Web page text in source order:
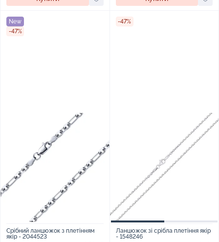
New
-47%
Срібний ланцюжок з плетінням
якір - 2044523
-47%
Ланцюжок зі срібла плетіння якір
- 1548246